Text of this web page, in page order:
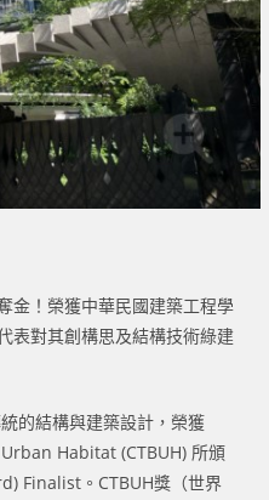
金！榮獲中華民國建築工程學
表對其創構思及結構技術綠建
的結構與建築設計，榮獲
Habitat (CTBUH) 所頒
Finalist。CTBUH獎（世界